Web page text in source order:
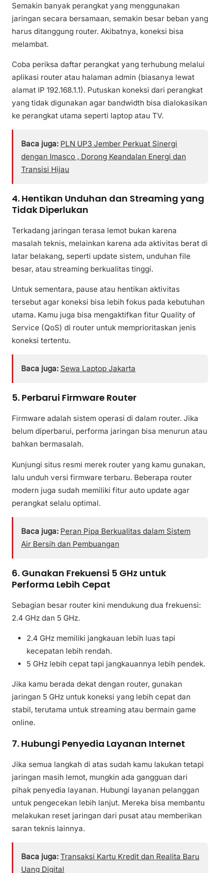
Semakin banyak perangkat yang menggunakan
jaringan secara bersamaan, semakin besar beban yang
harus ditanggung router. Akibatnya, koneksi bisa
melambat.
Coba periksa daftar perangkat yang terhubung melalui
aplikasi router atau halaman admin (biasanya lewat
alamat IP 192.168.1.1). Putuskan koneksi dari perangkat
yang tidak digunakan agar bandwidth bisa dialokasikan
ke perangkat utama seperti laptop atau TV.
Baca juga: PLN UP3 Jember Perkuat Sinergi
dengan Imasco , Dorong Keandalan Energi dan
Transisi Hijau
4. Hentikan Unduhan dan Streaming yang
Tidak Diperlukan
Terkadang jaringan terasa lemot bukan karena
masalah teknis, melainkan karena ada aktivitas berat di
latar belakang, seperti update sistem, unduhan file
besar, atau streaming berkualitas tinggi.
Untuk sementara, pause atau hentikan aktivitas
tersebut agar koneksi bisa lebih fokus pada kebutuhan
utama. Kamu juga bisa mengaktifkan fitur Quality of
Service (QoS) di router untuk memprioritaskan jenis
koneksi tertentu.
Baca juga: Sewa Laptop Jakarta
5. Perbarui Firmware Router
Firmware adalah sistem operasi di dalam router. Jika
belum diperbarui, performa jaringan bisa menurun atau
bahkan bermasalah.
Kunjungi situs resmi merek router yang kamu gunakan,
lalu unduh versi firmware terbaru. Beberapa router
modern juga sudah memiliki fitur auto update agar
perangkat selalu optimal.
Baca juga: Peran Pipa Berkualitas dalam Sistem
Air Bersih dan Pembuangan
6. Gunakan Frekuensi 5 GHz untuk
Performa Lebih Cepat
Sebagian besar router kini mendukung dua frekuensi:
2.4 GHz dan 5 GHz.
2.4 GHz memiliki jangkauan lebih luas tapi
kecepatan lebih rendah.
5 GHz lebih cepat tapi jangkauannya lebih pendek.
Jika kamu berada dekat dengan router, gunakan
jaringan 5 GHz untuk koneksi yang lebih cepat dan
stabil, terutama untuk streaming atau bermain game
online.
7. Hubungi Penyedia Layanan Internet
Jika semua langkah di atas sudah kamu lakukan tetapi
jaringan masih lemot, mungkin ada gangguan dari
pihak penyedia layanan. Hubungi layanan pelanggan
untuk pengecekan lebih lanjut. Mereka bisa membantu
melakukan reset jaringan dari pusat atau memberikan
saran teknis lainnya.
Baca juga: Transaksi Kartu Kredit dan Realita Baru
Uang Digital